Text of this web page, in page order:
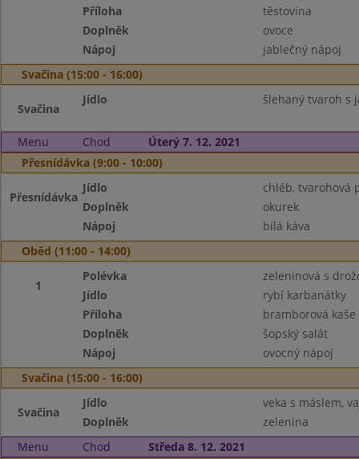
Příloha
těstovina
Doplněk
ovoce
Nápoj
jablečný nápoj
Svačina (15:00 - 16:00)
Svačina
Jídlo šlehaný tvaroh s
Menu Chod
Úterý 7. 12. 2021
Přesnídávka (9:00 - 10:00)
Přesnídávka
Jídlo
chléb, tvarohová
Doplněk
okurek
Nápoj
bílá káva
Oběd (11:00 - 14:00)
1
Polévka
zeleninová s
Jídlo
rybí karbanátky
Příloha
bramborová kaše
Doplněk
šopský salát
Nápoj
ovocný nápoj
Svačina (15:00 - 16:00)
Svačina
Jídlo
veka s máslem,
Doplněk
zelenina
Menu
Chod
Středa 8. 12. 2021